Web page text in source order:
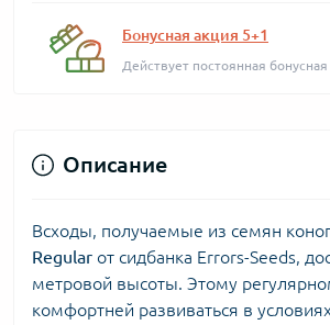
Бонусная акция 5+1
Действует постоянная бонусная
Описание
Всходы, получаемые из семян
Regular от сидбанка Errors-Seeds,
метровой высоты. Этому
комфортней развиваться в